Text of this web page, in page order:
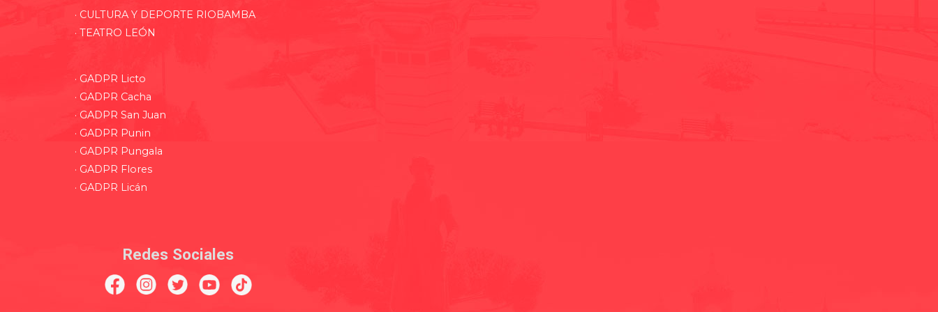
· CULTURA Y DEPORTE RIOBAMBA
· TEATRO LEÓN
· GADPR Licto
· GADPR Cacha
· GADPR San Juan
· GADPR Punin
· GADPR Pungala
· GADPR Flores
· GADPR Licán
Redes Sociales